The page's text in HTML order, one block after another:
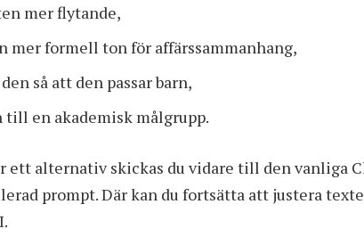
mer flytande,
mer formell ton för affärssammanhang,
så att den passar barn,
till en akademisk målgrupp.
ett alternativ skickas du vidare till den vanliga
prompt. Där kan du fortsätta att justera